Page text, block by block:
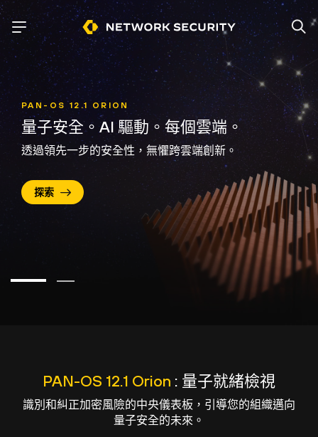
PAN-OS 12.1 ORION
量子安全。AI 驅動。 每個雲端。
透過領先一步的安全性，無懼跨雲端創新。
探索
PAN-OS 12.1 Orion : 量子就緒檢視
識別和糾正加密風險的中央儀表板，引導您的組織邁向
量子安全的未來。